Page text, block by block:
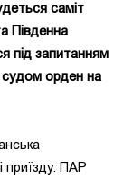
саміт
Південна
під запитанням
судом орден на
приїзду. ПАР